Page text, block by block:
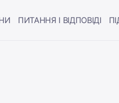
ПИТАННЯ І ВІДПОВІДІ